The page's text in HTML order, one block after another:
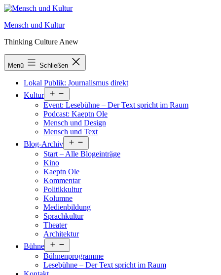
Zum
springen
Mensch und Kultur
Thinking Culture Anew
Menü Schließen
Lokal Publik: Journalismus direkt
Kultur
öffnen
Event: Lesebühne – Der Text spricht im Raum
Podcast: Kaeptn Ole
Mensch und Design
Mensch und Text
Blog-Archiv
öffnen
Start – Alle Blogeinträge
Kino
Kaeptn Ole
Kommentar
Politikkultur
Kolumne
Medienbildung
Sprachkultur
Theater
Architektur
Bühne
öffnen
Bühnenprogramme
Lesebühne – Der Text spricht im Raum